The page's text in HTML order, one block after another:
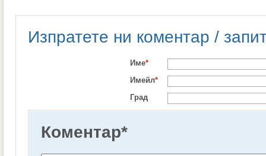
Изпратете ни коментар /
Име*
Имейл*
Град
Коментар*